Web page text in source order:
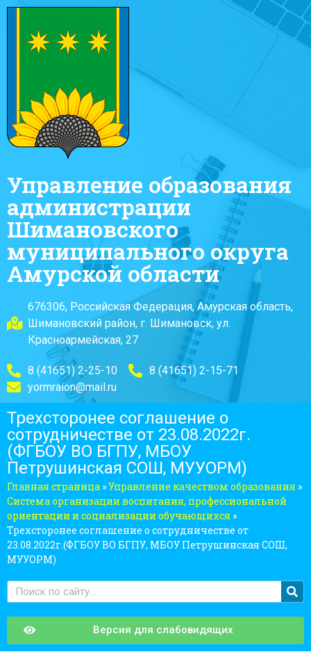
Управление образования
администрации
Шимановского
муниципального округа
Амурской области
676306, Российская Федерация, Амурская область,
Шимановский район, г. Шимановск, ул.
Красноармейская, 27
8 (41651) 2-25-10
8 (41651) 2-15-71
yormraion@mail.ru
Трехсторонее соглашение о
сотрудничестве от 23.08.2022г.
(ФГБОУ ВО БГПУ, МБОУ
Петрушинская СОШ, МУУОРМ)
Главная страница »Управление качеством образования »
Система организации воспитания, профессиональной
ориентации и социализации обучающихся »
Трехсторонее соглашение о сотрудничестве от
23.08.2022г.(ФГБОУ ВО БГПУ, МБОУ Петрушинская СОШ,
МУУОРМ)
Версия для слабовидящих